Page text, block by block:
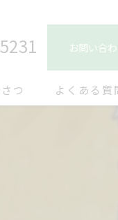
お問い合
つ よくある質